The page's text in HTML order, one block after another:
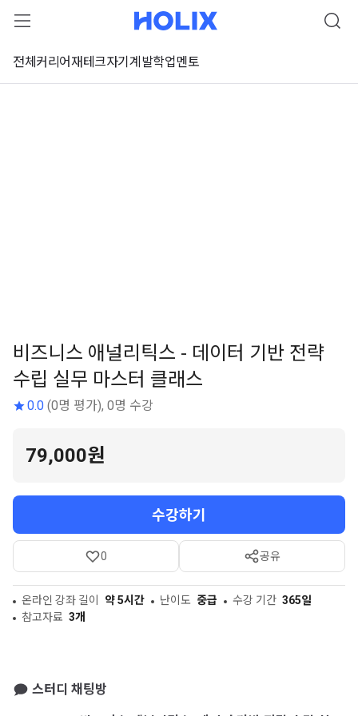
전체 커리어재테크자기계발학업멘토
좌 미리보기
비즈니스 애널리틱스 - 데이터 기반 전략
수립 실무 마스터 클래스
0.0 (0명 평가), 0명 수강
79,000원
수강하기
0 공유
온라인 강좌 길이 약 5시간 난이도 중급 수강 기간 365일
참고자료 3개
스터디 채팅방